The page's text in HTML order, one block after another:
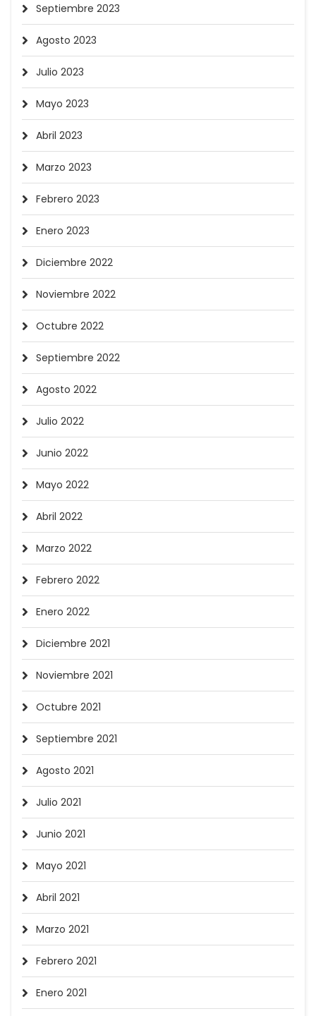
Septiembre 2023
Agosto 2023
Julio 2023
Mayo 2023
Abril 2023
Marzo 2023
Febrero 2023
Enero 2023
Diciembre 2022
Noviembre 2022
Octubre 2022
Septiembre 2022
Agosto 2022
Julio 2022
Junio 2022
Mayo 2022
Abril 2022
Marzo 2022
Febrero 2022
Enero 2022
Diciembre 2021
Noviembre 2021
Octubre 2021
Septiembre 2021
Agosto 2021
Julio 2021
Junio 2021
Mayo 2021
Abril 2021
Marzo 2021
Febrero 2021
Enero 2021